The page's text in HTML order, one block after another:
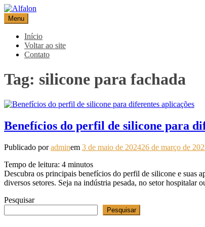
Pular
para
o
conteúdo
Alfalon
comércio e serviços pertinentes aos produtos de embalagens
Menu
Início
Voltar ao site
Contato
Tag: silicone para fachada
Benefícios do perfil de silicone para
Publicado poradminem 3 de maio de 202426 de março de
Tempo de leitura: 4 minutos
Descubra os principais benefícios do perfil de silicone e suas
diversos setores. Seja na indústria pesada, no setor hospitalar
Pesquisar
Pesquisar